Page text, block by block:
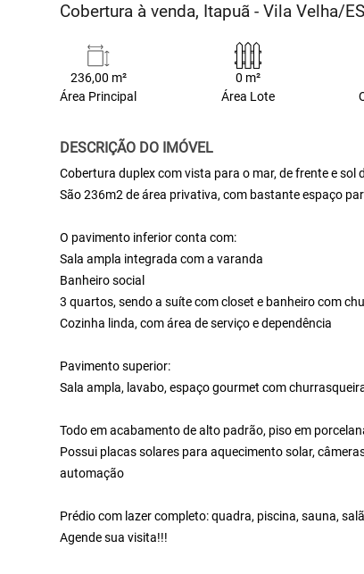
Cobertura à venda, Itapuã - Vila Velha/ES
236,00 m²
Área Principal
0 m²
Área Lote
DESCRIÇÃO DO IMÓVEL
Cobertura duplex com vista para o mar, de frente e sol
São 236m2 de área privativa, com bastante espaço
O pavimento inferior conta com:
Sala ampla integrada com a varanda
Banheiro social
3 quartos, sendo a suíte com closet e banheiro com
Cozinha linda, com área de serviço e dependência
Pavimento superior:
Sala ampla, lavabo, espaço gourmet com
Todo em acabamento de alto padrão, piso em
Possui placas solares para aquecimento solar,
automação
Prédio com lazer completo: quadra, piscina, sauna,
Agende sua visita!!!